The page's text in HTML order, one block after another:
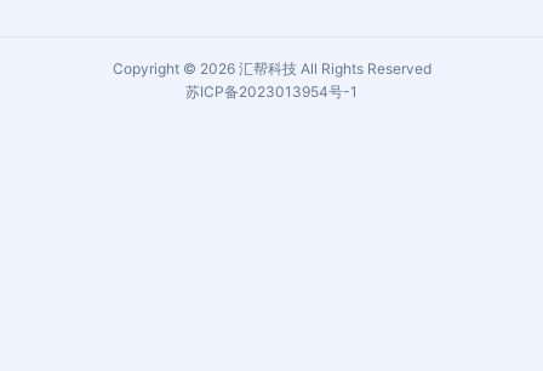
Copyright © 2026 汇帮科技 All Rights Reserved
苏ICP备2023013954号-1